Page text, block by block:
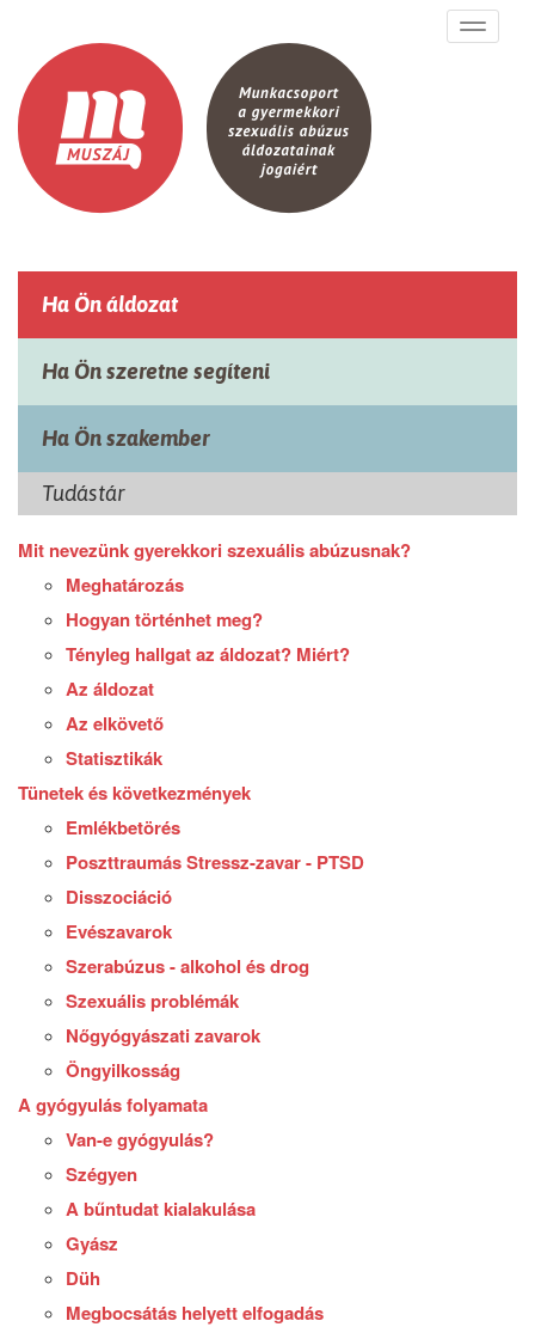
Toggle
Ha Ön áldozat
Ha Ön szeretne segíteni
Ha Ön szakember
Tudástár
Mit nevezünk gyerekkori szexuális abúzusnak?
Meghatározás
Hogyan történhet meg?
Tényleg hallgat az áldozat? Miért?
Az áldozat
Az elkövető
Statisztikák
Tünetek és következmények
Emlékbetörés
Poszttraumás Stressz-zavar - PTSD
Disszociáció
Evészavarok
Szerabúzus - alkohol és drog
Szexuális problémák
Nőgyógyászati zavarok
Öngyilkosság
A gyógyulás folyamata
Van-e gyógyulás?
Szégyen
A bűntudat kialakulása
Gyász
Düh
Megbocsátás helyett elfogadás